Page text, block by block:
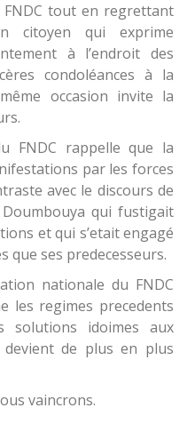
tout en regrettant
citoyen qui exprime
à l’endroit des
condoléances à la
occasion invite la
FNDC rappelle que la
par les forces
avec le discours de
qui fustigait
et qui s’etait engagé
que ses predecesseurs.
nationale du FNDC
les regimes precedents
solutions idoimes aux
de plus en plus
vaincrons.